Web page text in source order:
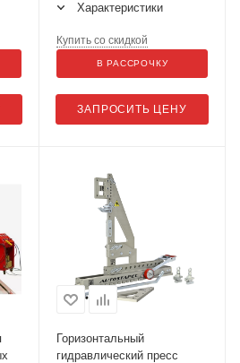
Характеристики
ЗАПРОСИТЬ ЦЕНУ
Купить со скидкой
В РАССРОЧКУ
Горизонтальный
гидравлический пресс